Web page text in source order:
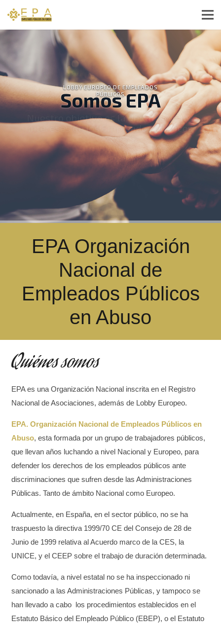
Nuestro objetivo es la defensa de los
intereses de los Empleados Públicos
Somos EPA
LOBBY EUROPEO DE EMPLEADOS
PÚBLICOS
EPA Organización
Nacional de
Empleados Públicos
en Abuso
Quiénes somos
EPA es una Organización Nacional inscrita en el Registro
Nacional de Asociaciones, además de Lobby Europeo.
EPA. Organización Nacional de Empleados Públicos en
Abuso, esta formada por un grupo de trabajadores públicos,
que llevan años luchando a nivel Nacional y Europeo, para
defender los derechos de los empleados públicos ante
discriminaciones que sufren desde las Administraciones
Públicas. Tanto de ámbito Nacional como Europeo.
Actualmente, en España, en el sectorpúblico, no se ha
traspuesto la directiva 1999/70 CE del Consejo de 28 de
Junio de 1999 relativa al Acuerdo marco de la CES, la
UNICE, y el CEEP sobre el trabajo de duración determinada.
Como todavía, a nivel estatal no se ha inspeccionado ni
sancionado a las Administraciones Públicas, y tampoco se
han llevado a cabo los procedimientos establecidos en el
Estatuto Básico del Empleado Público (EBEP), o el Estatuto